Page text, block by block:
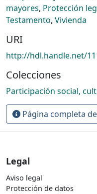
mayores, Protección
Testamento, Vivienda
URI
http://hdl.handle.net/
Colecciones
Participación social,
Página completa
Legal
Aviso legal
Protección de datos